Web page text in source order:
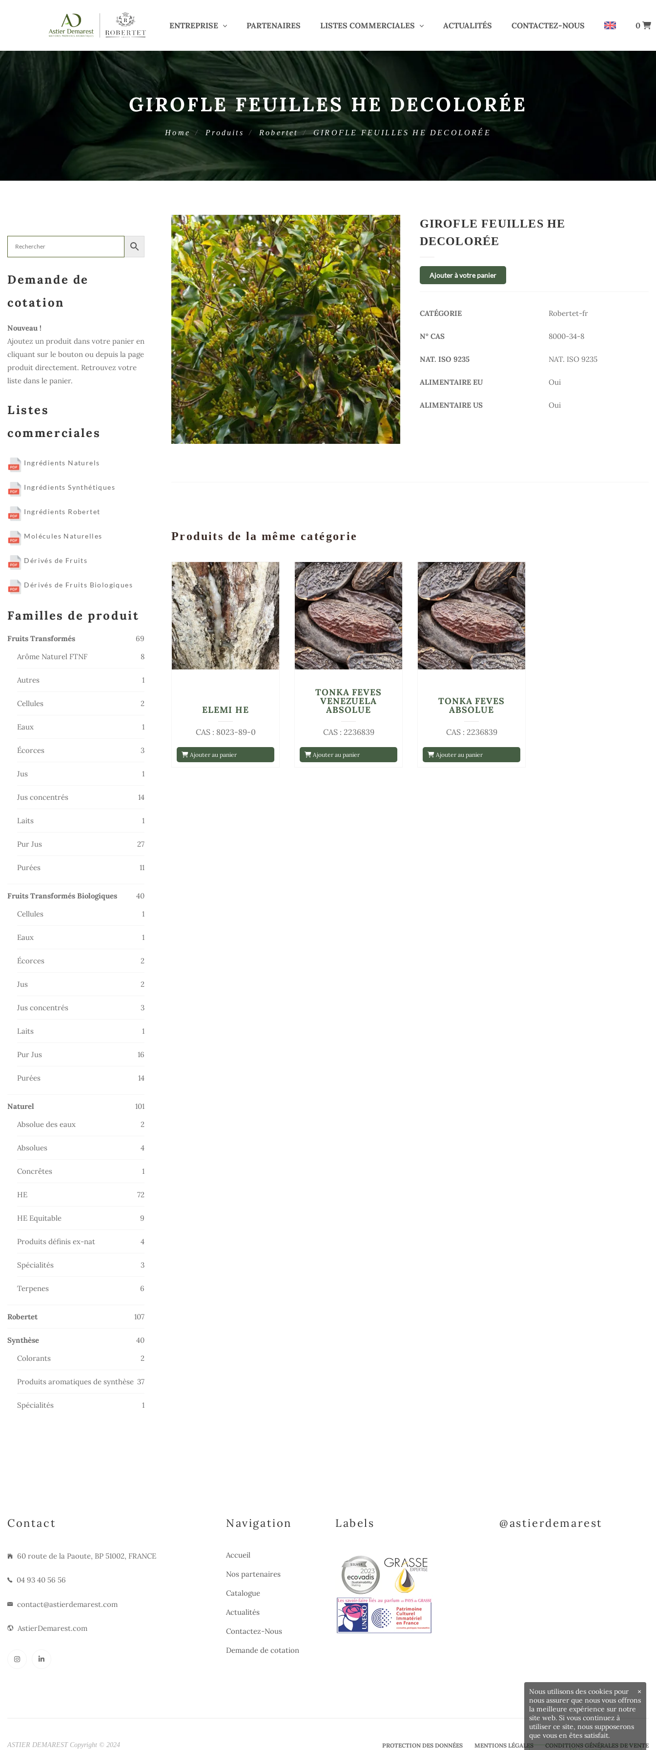
ENTREPRISE PARTENAIRES LISTES COMMERCIALES ACTUALITÉS CONTACTEZ-NOUS 0
GIROFLE FEUILLES HE DECOLORÉE
Home Produits Robertet GIROFLE FEUILLES HE DECOLORÉE
Demande de
cotation
Nouveau !
Ajoutez un produit dans votre panier en
cliquant sur le bouton ou depuis la page
produit directement. Retrouvez votre
liste dans le panier.
Listes
commerciales
Ingrédients Naturels
Ingrédients Synthétiques
Ingrédients Robertet
Molécules Naturelles
Dérivés de Fruits
Dérivés de Fruits Biologiques
Familles de produit
Fruits Transformés 69
produits
Arôme Naturel FTNF 88
produits
Autres
1
Cellules
2
Eaux
1
Écorces
33
Jus
1
Jus concentrés
1414
Laits
1
Pur Jus
2727
Purées
11
Fruits Transformés Biologiques
4040
Cellules 1
Eaux
1
Écorces
2
Jus
2
Jus concentrés
33
Laits
1
Pur Jus
16
Purées
1414
Naturel
101
Absolue des eaux 2
Absolues
44
Concrêtes
1
HE
72
HE Equitable
9
Produits définis ex-nat
44
Spécialités
33
Terpenes
6
Robertet
107107
Synthèse
4040
Colorants 2
Produits aromatiques de synthèse 3737
Spécialités
1
GIROFLE FEUILLES HE
DECOLORÉE
Ajouter à votre panier
CATÉGORIE Robertet-fr
N° CAS 8000-34-8
NAT. ISO 9235 NAT. ISO 9235
ALIMENTAIRE EU Oui
ALIMENTAIRE US Oui
Produits de la même catégorie
Ajouter au panier
CAS : 8023-89-0
ELEMI HE
Ajouter au panier
CAS : 2236839
TONKA FEVES
VENEZUELA
ABSOLUE
Ajouter au panier
CAS : 2236839
TONKA FEVES
ABSOLUE
Contact
60 route de la Paoute, BP 51002, FRANCE
04 93 40 56 56
contact@astierdemarest.com
AstierDemarest.com
Navigation
Accueil
Nos partenaires
Catalogue
Actualités
Contactez-Nous
Demande de cotation
Labels @astierdemarest
ASTIER DEMAREST Copyright © 2024 PROTECTION DES DONNÉES MENTIONS LÉGALES CONDITIONS GÉNÉRALES DE VENTE
×
Nous utilisons des cookies pour
nous assurer que nous vous offrons
la meilleure expérience sur notre
site web. Si vous continuez à
utiliser ce site, nous supposerons
que vous en êtes satisfait.